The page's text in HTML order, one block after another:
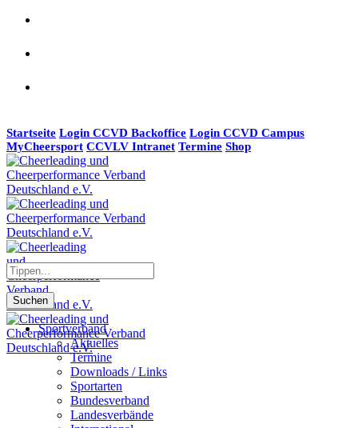
Startseite Login CCVD Backoffice Login CCVD Campus
MyCheersport CCVLV Intranet Termine Shop
Suchen
Sportverband
Aktuelles
Termine
Downloads / Links
Sportarten
Bundesverband
Landesverbände